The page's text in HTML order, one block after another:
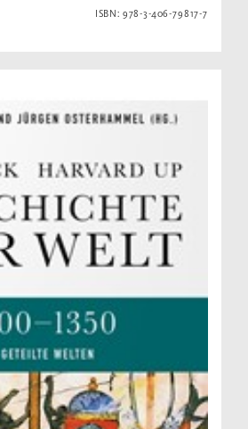
ISBN: 978-3-406-79817-7